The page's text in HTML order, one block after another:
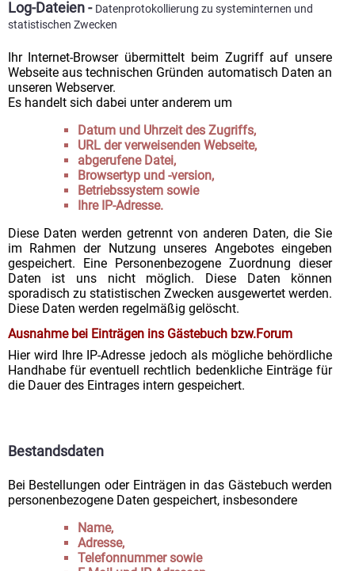
Log-Dateien - Datenprotokollierung zu systeminternen und
statistischen Zwecken
Ihr Internet-Browser übermittelt beim Zugriff auf unsere
Webseite aus technischen Gründen automatisch Daten an
unseren Webserver.
Es handelt sich dabei unter anderem um
Datum und Uhrzeit des Zugriffs,
URL der verweisenden Webseite,
abgerufene Datei,
Browsertyp und -version,
Betriebssystem sowie
Ihre IP-Adresse.
Diese Daten werden getrennt von anderen Daten, die Sie
im Rahmen der Nutzung unseres Angebotes eingeben
gespeichert. Eine Personenbezogene Zuordnung dieser
Daten ist uns nicht möglich. Diese Daten können
sporadisch zu statistischen Zwecken ausgewertet werden.
Diese Daten werden regelmäßig gelöscht.
Ausnahme bei Einträgen ins Gästebuch bzw.Forum
Hier wird Ihre IP-Adresse jedoch als mögliche behördliche
Handhabe für eventuell rechtlich bedenkliche Einträge für
die Dauer des Eintrages intern gespeichert.
Bestandsdaten
Bei Bestellungen oder Einträgen in das Gästebuch werden
personenbezogene Daten gespeichert, insbesondere
Name,
Adresse,
Telefonnummer sowie